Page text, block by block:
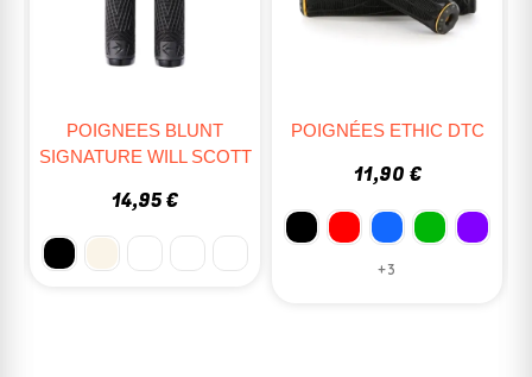
POIGNÉES ETHIC DTC
+3
POIGNEES ODI FIXIE